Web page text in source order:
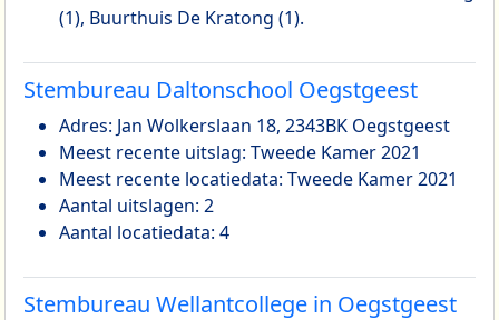
(1), Buurthuis De Kratong (1).
Stembureau Daltonschool Oegstgeest
Adres: Jan Wolkerslaan 18, 2343BK Oegstgeest
Meest recente uitslag: Tweede Kamer 2021
Meest recente locatiedata: Tweede Kamer 2021
Aantal uitslagen: 2
Aantal locatiedata: 4
Stembureau Wellantcollege in Oegstgeest